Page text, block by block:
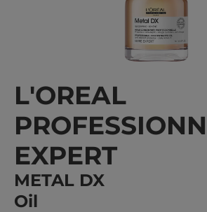
L'OREAL
EXPERT
METAL DX
Oil